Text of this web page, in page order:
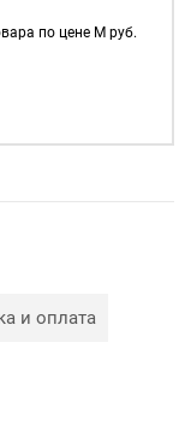
по цене Mруб.
и оплата